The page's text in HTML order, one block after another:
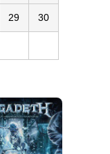
29 30